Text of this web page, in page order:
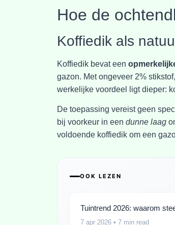
Hoe de
Koffiedik als
Koffiedik bevat een
gazon. Met ongeveer 2%
werkelijke voordeel ligt dieper:
De toepassing vereist geen
bij voorkeur in een dunne laag
voldoende koffiedik om een
OOK LEZEN
Tuintrend 2026: waarom
7 apr 2026 • 7 min read